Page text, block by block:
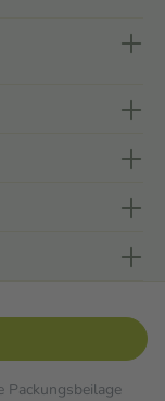
Packungsbeilage